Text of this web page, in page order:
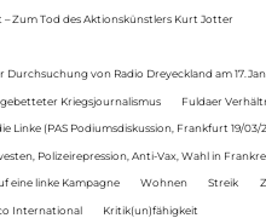
– Zum Tod des Aktionskünstlers Kurt Jotter
Durchsuchung von Radio Dreyeckland am
Kriegsjournalismus Fuldaer
Linke (PAS Podiumsdiskussion, Frankfurt 19/03/
Polizeirepression, Anti-Vax, Wahl in
eine linke Kampagne Wohnen Streik
International Kritik(un)fähigkeit